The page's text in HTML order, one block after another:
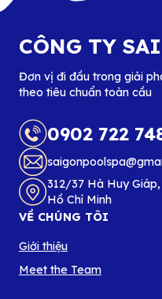
CÔNG TY
Đơn vị đi đầu trong giải
theo tiêu chuẩn toàn cầu
0902 722
312/37 Hà Huy Giáp,
Hồ Chí Minh
VỀ CHÚNG TÔI
Giới thiệu
Meet the Team